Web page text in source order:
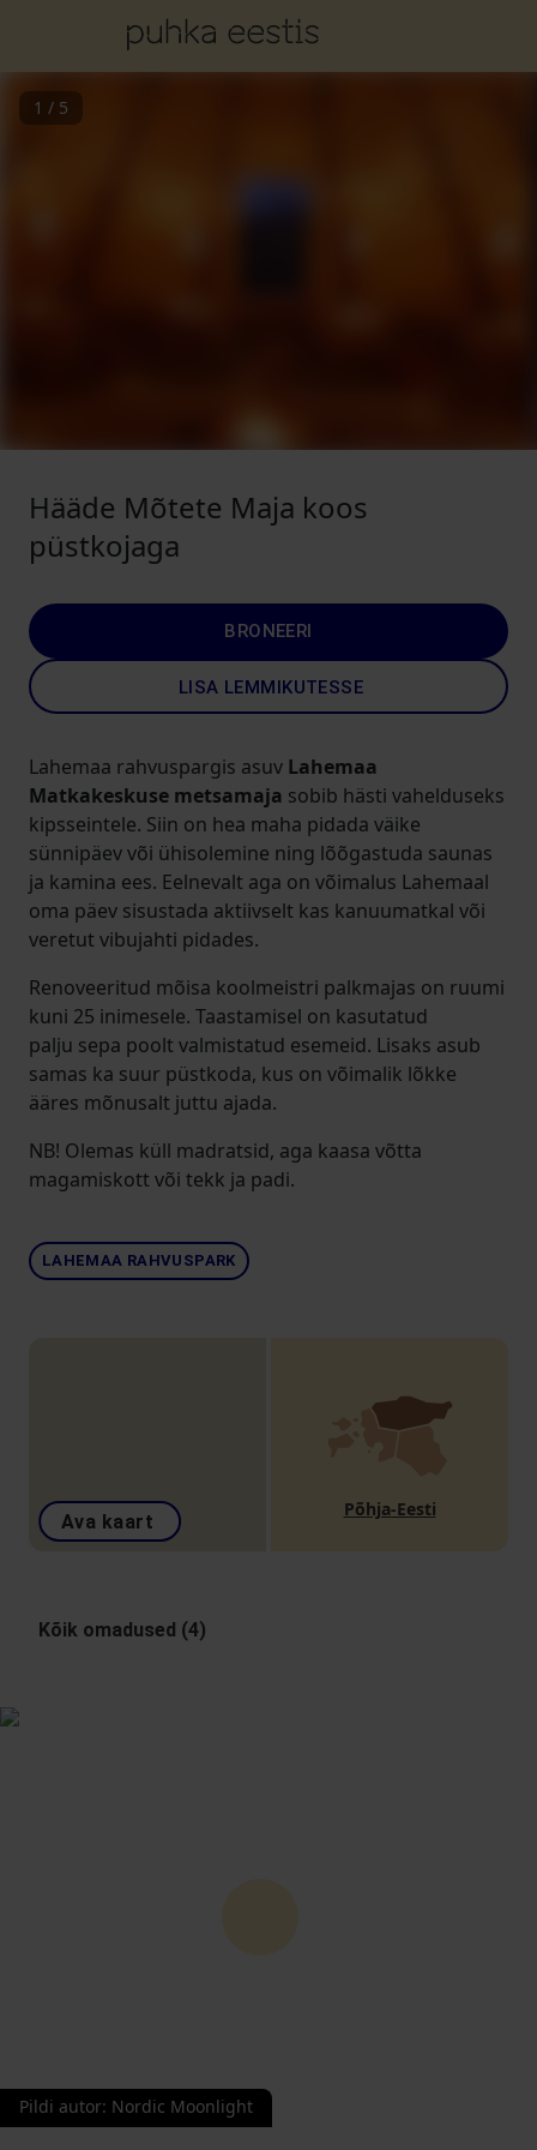
1 / 5
Hääde Mõtete Maja koos
püstkojaga
BRONEERI
LISA LEMMIKUTESSE
Lahemaa rahvuspargis asuv Lahemaa
Matkakeskuse metsamaja sobib hästi vahelduseks
kipsseintele. Siin on hea maha pidada väike
sünnipäev või ühisolemine ning lõõgastuda saunas
ja kamina ees. Eelnevalt aga on võimalus Lahemaal
oma päev sisustada aktiivselt kas kanuumatkal või
veretut vibujahti pidades.
Renoveeritud mõisa koolmeistri palkmajas on ruumi
kuni 25 inimesele. Taastamisel on kasutatud
palju sepa poolt valmistatud esemeid. Lisaks asub
samas ka suur püstkoda, kus on võimalik lõkke
ääres mõnusalt juttu ajada.
NB! Olemas küll madratsid, aga kaasa võtta
magamiskott või tekk ja padi.
LAHEMAA RAHVUSPARK
Ava kaart
Põhja-Eesti
Kõik omadused (4)
Pildi autor: Nordic Moonlight